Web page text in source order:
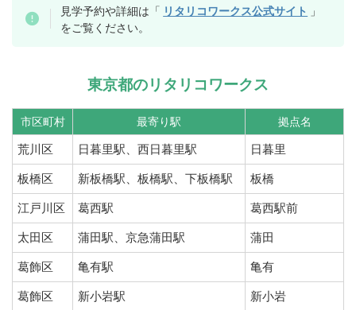
見学予約や詳細は「 リタリコワークス公式サイト 」
をご覧ください。
東京都のリタリコワークス
市区町村 最寄り駅 拠点名
荒川区 日暮里駅、西日暮里駅
日暮里
板橋区
新板橋駅、板橋駅、下板橋駅
板橋
江戸川区
葛西駅
葛西駅前
太田区
蒲田駅、京急蒲田駅
蒲田
葛飾区
亀有駅
亀有
葛飾区
新小岩駅
新小岩